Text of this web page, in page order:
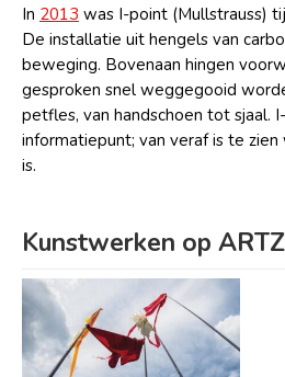
In 2013 was I-point (Mullstrauss)
De installatie uit hengels van
beweging. Bovenaan hingen
gesproken snel weggegooid
petfles, van handschoen tot sjaal.
informatiepunt; van veraf is te
is.
Kunstwerken op